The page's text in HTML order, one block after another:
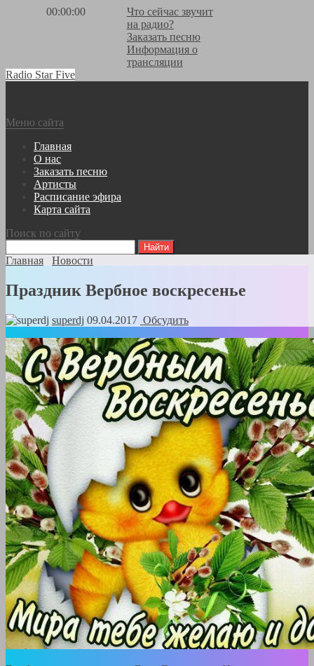
00:00:00
Что сейчас звучит
на радио?
Заказать песню
Информация о
трансляции
Radio Star Five
Меню сайта
Главная
О нас
Заказать песню
Артисты
Расписание эфира
Карта сайта
Поиск по сайту
Главная Новости
Праздник Вербное воскресенье
superdj 09.04.2017 Обсудить